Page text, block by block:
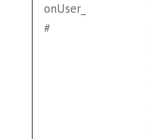
onUser_
#